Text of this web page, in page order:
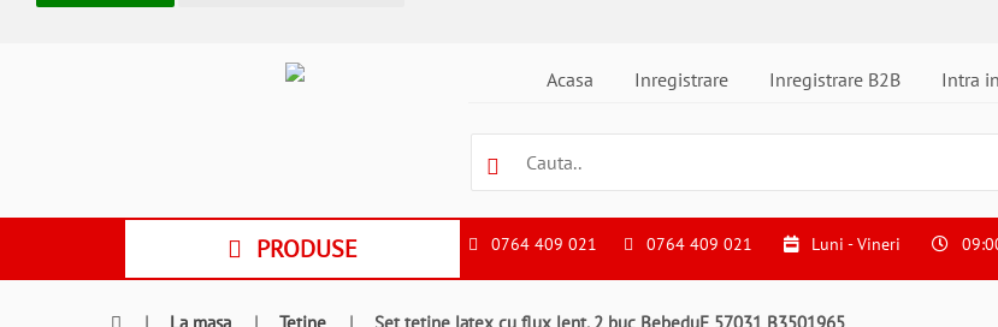
a
Acasa Inregistrare Inregistrare B2B Intra
PRODUSE 0764 409 021 0764 409 021 Luni - Vineri